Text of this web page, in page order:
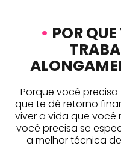
• POR
Porque você
que te dê retorno
viver a vida que você
você precisa se
a melhor técnica